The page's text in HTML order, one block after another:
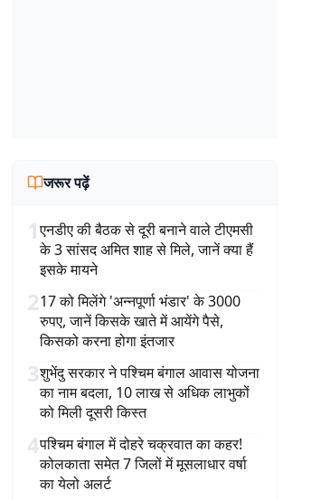
जरूर पढ़ें
1एनडीए की बैठक से दूरी बनाने वाले टीएमसी
के 3 सांसद अमित शाह से मिले, जानें क्या हैं
इसके मायने
217 को मिलेंगे 'अन्नपूर्णा भंडार' के 3000
रुपए, जानें किसके खाते में आयेंगे पैसे,
किसको करना होगा इंतजार
3शुभेंदु सरकार ने पश्चिम बंगाल आवास योजना
का नाम बदला, 10 लाख से अधिक लाभुकों
को मिली दूसरी किस्त
4पश्चिम बंगाल में दोहरे चक्रवात का कहर!
कोलकाता समेत 7 जिलों में मूसलाधार वर्षा
का येलो अलर्ट